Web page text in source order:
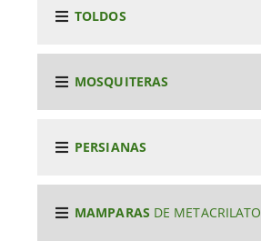
TOLDOS
MOSQUITERAS
PERSIANAS
MAMPARAS DE METACRILATO